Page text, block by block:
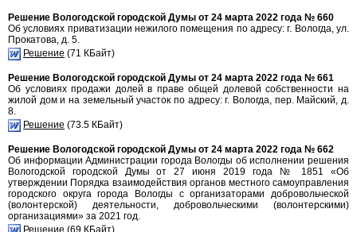
Решение Вологодской городской Думы от 24 марта 2022 года № 660
Об условиях приватизации нежилого помещения по адресу: г. Вологда, ул.
Прокатова, д. 5.
Решение (71 КБайт)
Решение Вологодской городской Думы от 24 марта 2022 года № 661
Об условиях продажи долей в праве общей долевой собственности на
жилой дом и на земельный участок по адресу: г. Вологда, пер. Майский, д.
8.
Решение (73.5 КБайт)
Решение Вологодской городской Думы от 24 марта 2022 года № 662
Об информации Администрации города Вологды об исполнении решения
Вологодской городской Думы от 27 июня 2019 года № 1851 «Об
утверждении Порядка взаимодействия органов местного самоуправления
городского округа города Вологды с организаторами добровольческой
(волонтерской) деятельности, добровольческими (волонтерскими)
организациями» за 2021 год.
Решение (69 КБайт)